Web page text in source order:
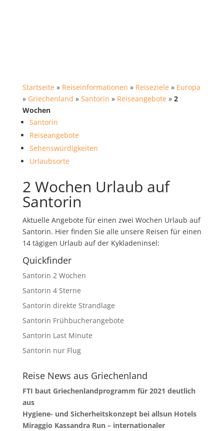
Startseite» Reiseinformationen » Reiseziele» Europa
» Griechenland » Santorin » Reiseangebote» 2
Wochen
Santorin
Reiseangebote
Sehenswürdigkeiten
Urlaubsorte
2 Wochen Urlaub auf
Santorin
Aktuelle Angebote für einen zwei Wochen Urlaub auf
Santorin. Hier finden Sie alle unsere Reisen für einen
14 tägigen Urlaub auf der Kykladeninsel:
Quickfinder
Santorin 2 Wochen
Santorin 4 Sterne
Santorin direkte Strandlage
Santorin Frühbucherangebote
Santorin Last Minute
Santorin nur Flug
Reise News aus Griechenland
FTI baut Griechenlandprogramm für 2021 deutlich
aus
Hygiene- und Sicherheitskonzept bei allsun Hotels
Miraggio Kassandra Run – internationaler